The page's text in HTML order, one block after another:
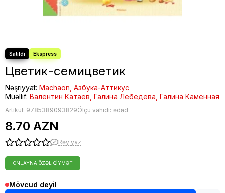
Цветик-семицветик
Nəşriyyat: Machaon, Азбука-Аттикус
Müəllif: Валентин Катаев, Галина Лебедева, Галина Каменная
Artikul: 9785389093829Ölçü vahidi: ədəd
8.70 AZN
Rəy yaz
ONLAYNA ÖZƏL QIYMƏT
Mövcud deyil